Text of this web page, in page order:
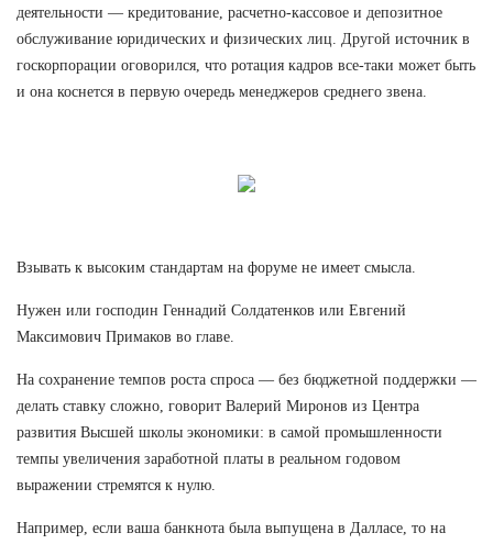
деятельности — кредитование, расчетно-кассовое и депозитное
обслуживание юридических и физических лиц. Другой источник в
госкорпорации оговорился, что ротация кадров все-таки может быть
и она коснется в первую очередь менеджеров среднего звена.
Взывать к высоким стандартам на форуме не имеет смысла.
Нужен или господин Геннадий Солдатенков или Евгений
Максимович Примаков во главе.
На сохранение темпов роста спроса — без бюджетной поддержки —
делать ставку сложно, говорит Валерий Миронов из Центра
развития Высшей школы экономики: в самой промышленности
темпы увеличения заработной платы в реальном годовом
выражении стремятся к нулю.
Например, если ваша банкнота была выпущена в Далласе, то на